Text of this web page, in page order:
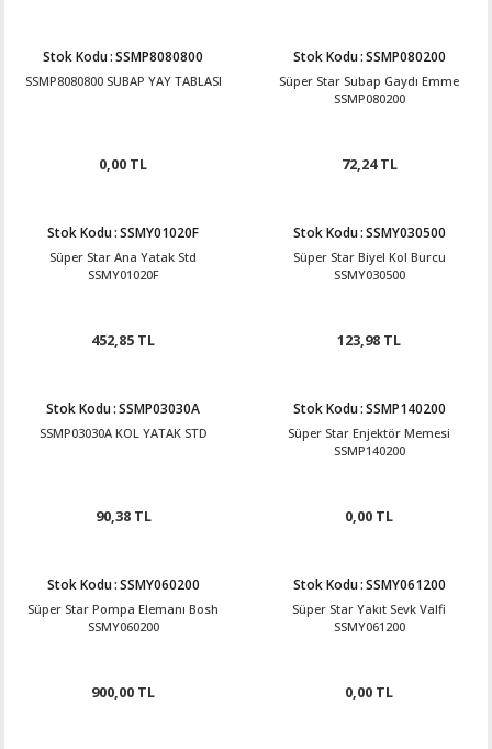
Stok Kodu:SSMP8080800
SSMP8080800 SUBAP YAY TABLASI
0,00 TL
Stok Kodu:SSMP080200
Süper Star Subap Gaydı Emme
SSMP080200
72,24 TL
Stok Kodu:SSMY01020F
Süper Star Ana Yatak Std
SSMY01020F
452,85 TL
Stok Kodu:SSMY030500
Süper Star Biyel Kol Burcu
SSMY030500
123,98 TL
Stok Kodu:SSMP03030A
SSMP03030A KOL YATAK STD
90,38 TL
Stok Kodu:SSMP140200
Süper Star Enjektör Memesi
SSMP140200
0,00 TL
Stok Kodu:SSMY060200
Süper Star Pompa Elemanı Bosh
SSMY060200
900,00 TL
Stok Kodu:SSMY061200
Süper Star Yakıt Sevk Valfi
SSMY061200
0,00 TL